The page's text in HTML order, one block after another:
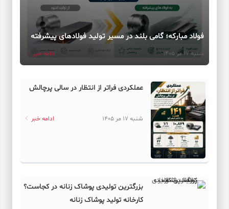
مسیر جدید تنگه هرمز در مذاکرات نیروهای نظامی و دریایی ایران
و عمان تعیین شده‌است
احتمال ارائه لایحه اصلاح قانون بودجه ۱۴۰۵
کد خبر: 62120
ستاد ارتش آمریکا به دنبال راهی برای خروج از جنگ است
کد خبر: 62145
ساماندهی دستفروشان؛ سه دهه تجربه ناموفق
کد خبر: 62122
پشت‌پرده جهش قیمت مرغ چیست؟
فولاد مبارکه؛ گامی بلند در مسیر تولید فولادهای پیشرفته
شنبه 17 مر 1405 ادامه خبر
عملکردی فراتر از انتظار در سالی پرچالش
شنبه 17 مر 1405 ادامه خبر
بزرگترین تولیدی پوشاک زنانه در کجاست؟
کارخانه تولید پوشاک زنانه